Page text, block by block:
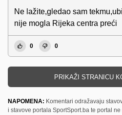
Ne lažite,gledao sam
nije mogla Rijeka centra preći
0 0
PRIKAŽI STRANICU
NAPOMENA: Komentari odražavaju
i stavove portala SportSport.ba te portal